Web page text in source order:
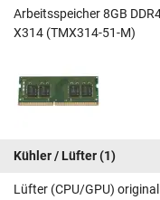
Arbeitsspeicher 8GB
X314 (TMX314-51-M)
Kühler / Lüfter(1)
Lüfter (CPU/GPU)